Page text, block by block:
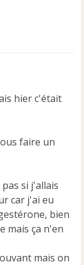
hier c'était
faire un
si j'allais
car j'ai eu
bien
mais ça n'en
mais on